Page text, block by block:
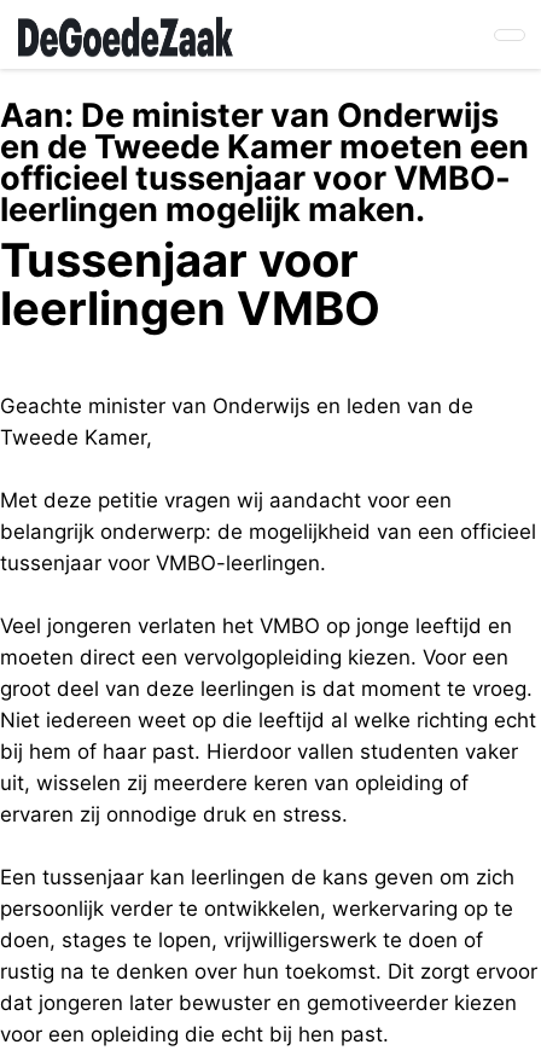
Skip
main
content
Aan: De minister van Onderwijs
en de Tweede Kamer moeten een
officieel tussenjaar voor VMBO-
leerlingen mogelijk maken.
Tussenjaar voor
leerlingen VMBO
Geachte minister van Onderwijs en leden van de
Tweede Kamer,
Met deze petitie vragen wij aandacht voor een
belangrijk onderwerp: de mogelijkheid van een officieel
tussenjaar voor VMBO-leerlingen.
Veel jongeren verlaten het VMBO op jonge leeftijd en
moeten direct een vervolgopleiding kiezen. Voor een
groot deel van deze leerlingen is dat moment te vroeg.
Niet iedereen weet op die leeftijd al welke richting echt
bij hem of haar past. Hierdoor vallen studenten vaker
uit, wisselen zij meerdere keren van opleiding of
ervaren zij onnodige druk en stress.
Een tussenjaar kan leerlingen de kans geven om zich
persoonlijk verder te ontwikkelen, werkervaring op te
doen, stages te lopen, vrijwilligerswerk te doen of
rustig na te denken over hun toekomst. Dit zorgt ervoor
dat jongeren later bewuster en gemotiveerder kiezen
voor een opleiding die echt bij hen past.